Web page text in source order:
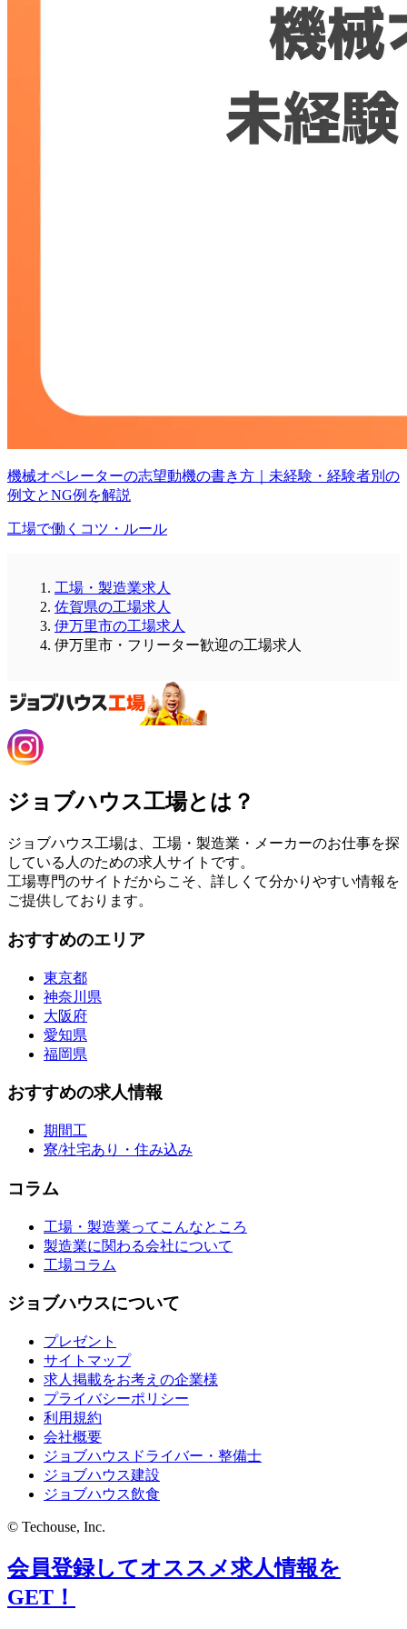
機械オペレーターの志望動機の書き方｜未経験・経験者別の
例文とNG例を解説
工場で働くコツ・ルール
工場・製造業求人
佐賀県の工場求人
伊万里市の工場求人
伊万里市・フリーター歓迎の工場求人
ジョブハウス工場とは？
ジョブハウス工場は、工場・製造業・メーカーのお仕事を探
している人のための求人サイトです。
工場専門のサイトだからこそ、詳しくて分かりやすい情報を
ご提供しております。
おすすめのエリア
東京都
神奈川県
大阪府
愛知県
福岡県
おすすめの求人情報
期間工
寮/社宅あり・住み込み
コラム
工場・製造業ってこんなところ
製造業に関わる会社について
工場コラム
ジョブハウスについて
プレゼント
サイトマップ
求人掲載をお考えの企業様
プライバシーポリシー
利用規約
会社概要
ジョブハウスドライバー・整備士
ジョブハウス建設
ジョブハウス飲食
© Techouse, Inc.
会員登録してオススメ求人情報を
GET！